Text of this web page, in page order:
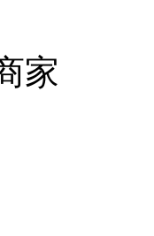
家